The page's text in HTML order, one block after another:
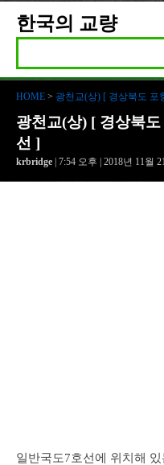
한국의 교량
HOME > 광천교(상) [ 경상북도 포
광천교(상) [ 경상북
선 ]
krbridge | 7:54 오후 | 2018년 11월
일반국도7호선에 위치해